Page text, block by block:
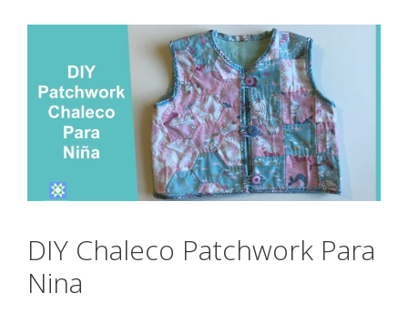
DIY Chaleco Patchwork Para
Nina